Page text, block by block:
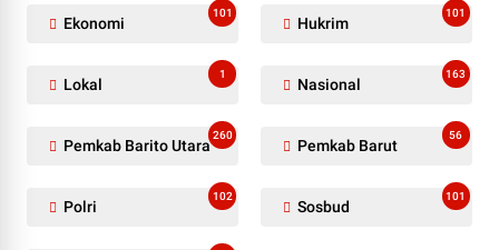
Ekonomi
101
Hukrim
101
Lokal
1
Nasional
163
Pemkab Barito Utara
260
Pemkab Barut
56
Polri
102
Sosbud
101